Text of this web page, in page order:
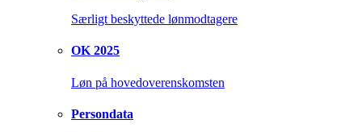
Særligt beskyttede lønmodtagere
OK 2025
Løn på hovedoverenskomsten
Persondata